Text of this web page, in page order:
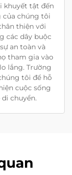
khuyết tật đến
của chúng tôi
thiện với
các dây buộc
an toàn và
tham gia vào
lắng. Trường
tôi để hỗ
cuộc sống
chuyển.